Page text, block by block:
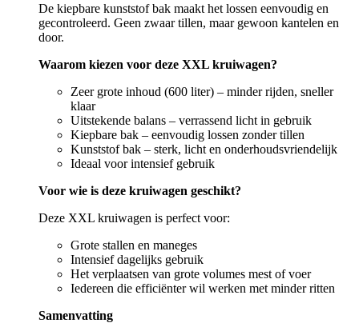
De kiepbare kunststof bak maakt het lossen eenvoudig en
gecontroleerd. Geen zwaar tillen, maar gewoon kantelen en
door.
Waarom kiezen voor deze XXL kruiwagen?
Zeer grote inhoud (600 liter) – minder rijden, sneller
klaar
Uitstekende balans – verrassend licht in gebruik
Kiepbare bak – eenvoudig lossen zonder tillen
Kunststof bak – sterk, licht en onderhoudsvriendelijk
Ideaal voor intensief gebruik
Voor wie is deze kruiwagen geschikt?
Deze XXL kruiwagen is perfect voor:
Grote stallen en maneges
Intensief dagelijks gebruik
Het verplaatsen van grote volumes mest of voer
Iedereen die efficiënter wil werken met minder ritten
Samenvatting